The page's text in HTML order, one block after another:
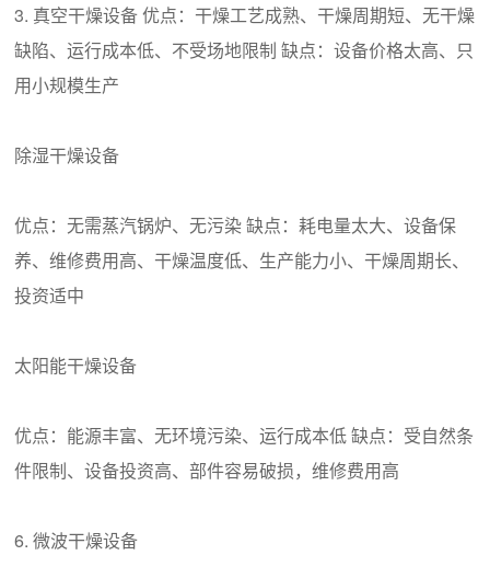
3. 真空干燥设备 优点：干燥工艺成熟、干燥周期短、无干燥
缺陷、运行成本低、不受场地限制 缺点：设备价格太高、只
用小规模生产
除湿干燥设备
优点：无需蒸汽锅炉、无污染 缺点：耗电量太大、设备保
养、维修费用高、干燥温度低、生产能力小、干燥周期长、
投资适中
太阳能干燥设备
优点：能源丰富、无环境污染、运行成本低 缺点：受自然条
件限制、设备投资高、部件容易破损，维修费用高
6. 微波干燥设备